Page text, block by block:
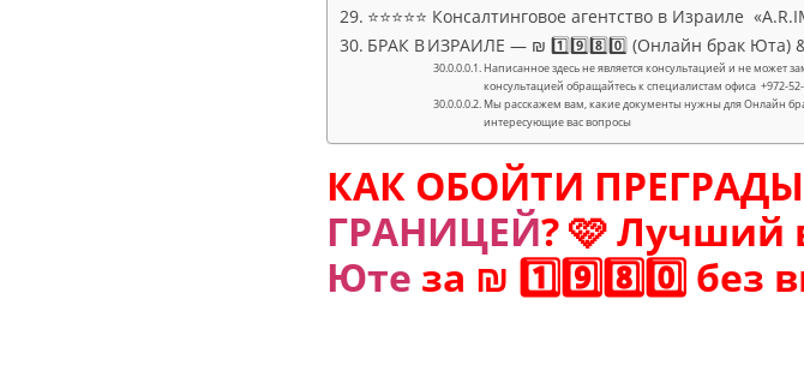
⭐⭐⭐⭐⭐ Консалтинговое агентство в Израиле
БРАК В ИЗРАИЛЕ — ₪ 1️⃣9️⃣8️⃣0️⃣ (Онлайн брак
Написанное здесь не является консультацией и не
консультацией обращайтесь к специалистам офиса +972-
Мы расскажем вам, какие документы нужны для Онлайн
интересующие вас вопросы
КАК ОБОЙТИ
ГРАНИЦЕЙ? 🩷 Лучший
Юте за ₪ 1️⃣9️⃣8️⃣0️⃣ без